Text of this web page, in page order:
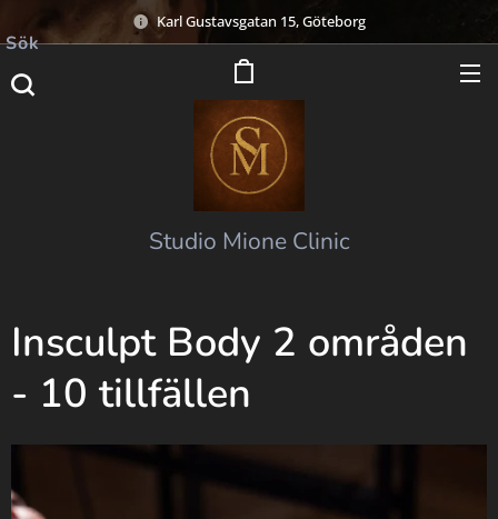
Karl Gustavsgatan 15, Göteborg
Studio Mione Clinic
Sök
Insculpt Body 2 områden
- 10 tillfällen